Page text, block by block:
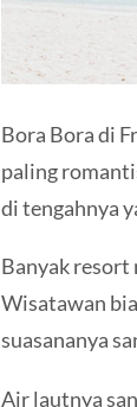
Bora Bora di
paling
di tengahnya
Banyak resort
Wisatawan
suasananya
Air lautnya